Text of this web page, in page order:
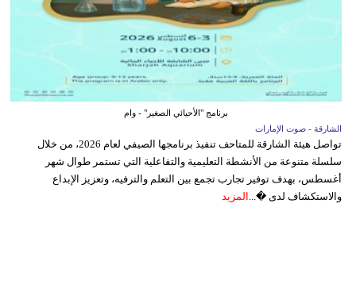
برنامج "الأحيائي الصغير" - وام
الشارقة - صوت الإمارات
تواصل هيئة الشارقة للمتاحف تنفيذ برنامجها الصيفي لعام 2026، من خلال
سلسلة متنوعة من الأنشطة التعليمية والتفاعلية التي تستمر طوال شهر
أغسطس، بهدف توفير تجارب تجمع بين التعلم والترفيه، وتعزيز الإبداع
والاستكشاف لدى �... المزيد